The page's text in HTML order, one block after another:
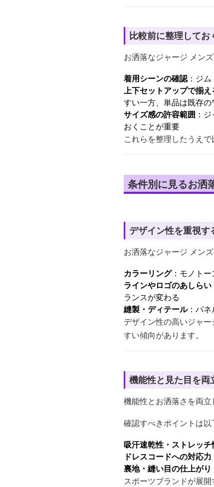
比較前に整理してお
お洒落なジャージ メン
着用シーンの確認：ジム
上下セットアップで揃
すい一方、単品は既存
サイズ感の許容範囲 ：
おくことが重要
これらを整理したうえ
条件別に見るお洒
デザイン性を重視す
お洒落なジャージ メン
カラーリング：モノト
ラインやロゴのあしらい
ランスが変わる
縫製・ディテール：パネ
デザイン性の高いジャ
すい傾向があります。
機能性と見た目を両
機能性とお洒落さを両立
確認すべきポイントは以
吸汗速乾性・ストレッチ
ドレスコードへの対応力
裏地・縫い目の仕上がり
スポーツブランドが展